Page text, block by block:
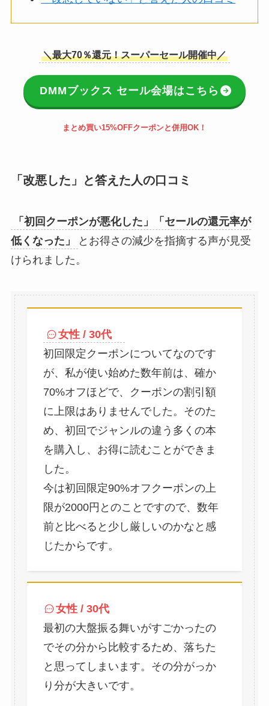
＼最大70％還元！スーパーセール開催中／
DMMブックス セール会場はこちら
まとめ買い15%OFFクーポンと併用OK！
「改悪した」と答えた人の口コミ
「初回クーポンが悪化した」「セールの還元率が
低くなった」
とお得さの減少を指摘する声が見受
けられました。
女性 / 30代
初回限定クーポンについてなのです
が、私が使い始めた数年前は、確か
70%オフほどで、クーポンの割引額
に上限はありませんでした。そのた
め、初回でジャンルの違う多くの本
を購入し、お得に読むことができま
した。
今は初回限定90%オフクーポンの上
限が2000円とのことですので、数年
前と比べると少し厳しいのかなと感
じたからです。
女性 / 30代
最初の大盤振る舞いがすごかったの
でその分から比較するため、落ちた
と思ってしまいます。その分がっか
り分が大きいです。